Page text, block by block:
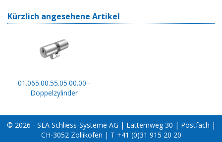
Kürzlich angesehene Artikel
01.065.00.55.05.00.00 -
Doppelzylinder
© 2026 - SEA Schliess-Systeme AG | Lätternweg 30 | Postfach |
CH-3052 Zollikofen | T +41 (0)31 915 20 20